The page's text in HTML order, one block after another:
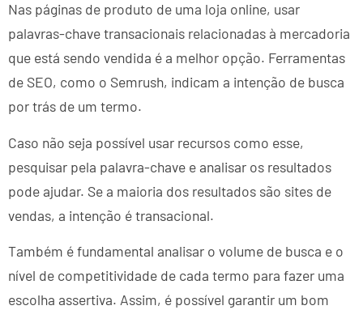
Nas páginas de produto de uma loja online, usar
palavras-chave transacionais relacionadas à mercadoria
que está sendo vendida é a melhor opção. Ferramentas
de SEO, como o Semrush, indicam a intenção de busca
por trás de um termo.
Caso não seja possível usar recursos como esse,
pesquisar pela palavra-chave e analisar os resultados
pode ajudar. Se a maioria dos resultados são sites de
vendas, a intenção é transacional.
Também é fundamental analisar o volume de busca e o
nível de competitividade de cada termo para fazer uma
escolha assertiva. Assim, é possível garantir um bom